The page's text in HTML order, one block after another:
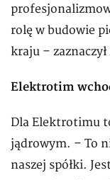
rolę w budowie
kraju –
Elektrotim
Dla Elektrotimu
jądrowym. – To
naszej spółki.